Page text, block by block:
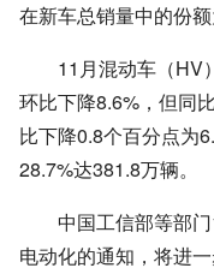
在新车总销量中的份额
11月混动车（HV
环比下降8.6%，但同
比下降0.8个百分点为
28.7%达381.8万辆。
中国工信部等部
电动化的通知，将进